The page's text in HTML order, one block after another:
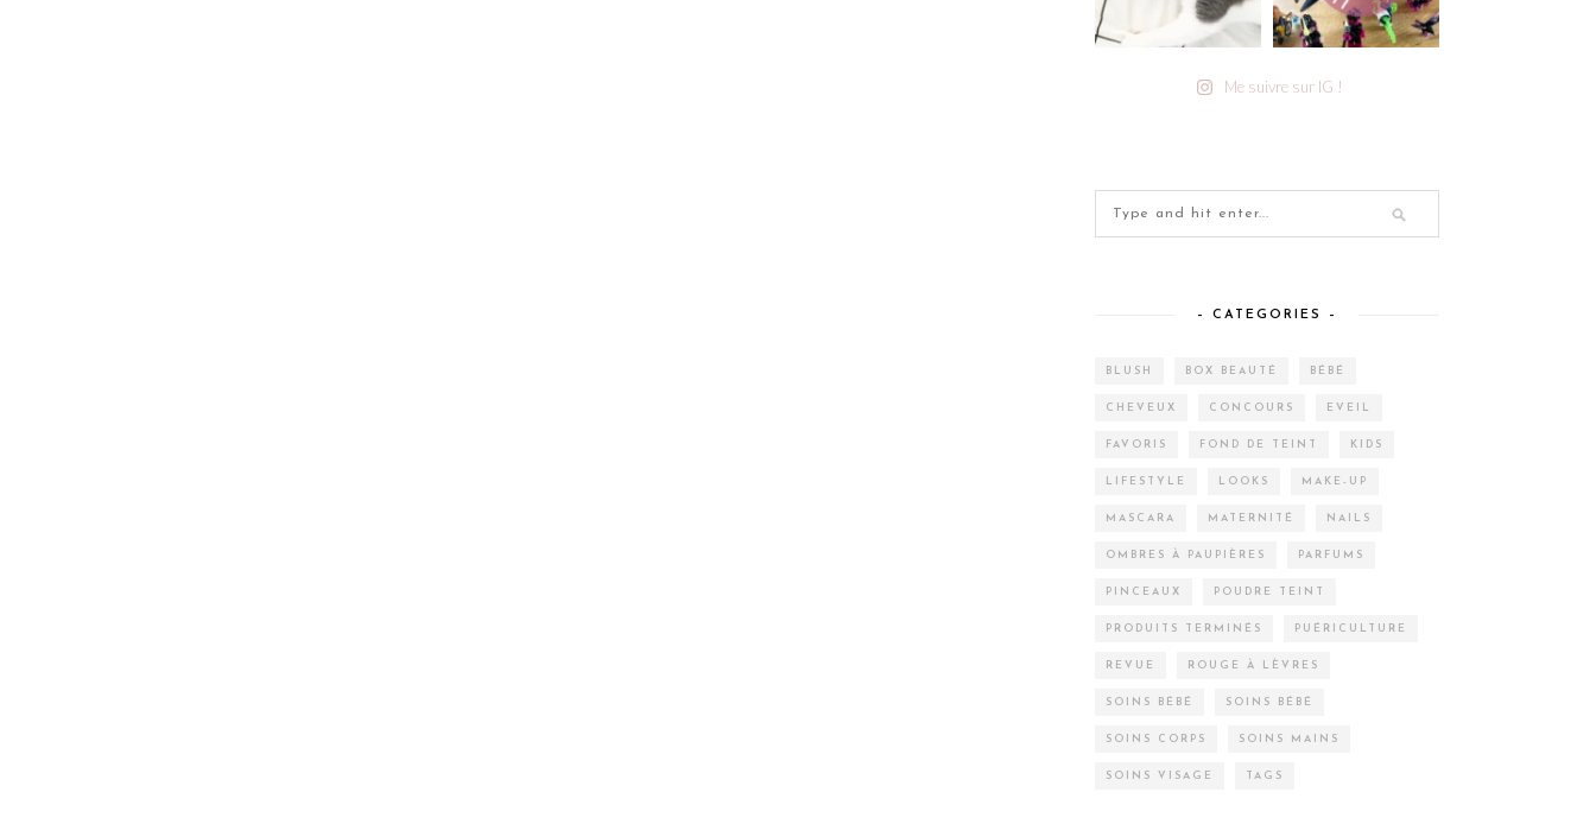
Me suivre sur IG !
– CATEGORIES –
BLUSH BOX BEAUTÉ BÉBÉ
CHEVEUX CONCOURS EVEIL
FAVORIS FOND DE TEINT KIDS
LIFESTYLE LOOKS MAKE-UP
MASCARA MATERNITÉ NAILS
OMBRES À PAUPIÈRES PARFUMS
PINCEAUX POUDRE TEINT
PRODUITS TERMINÉS PUÉRICULTURE
REVUE ROUGE À LÈVRES
SOINS BÉBÉ SOINS BÉBÉ
SOINS CORPS SOINS MAINS
SOINS VISAGE TAGS